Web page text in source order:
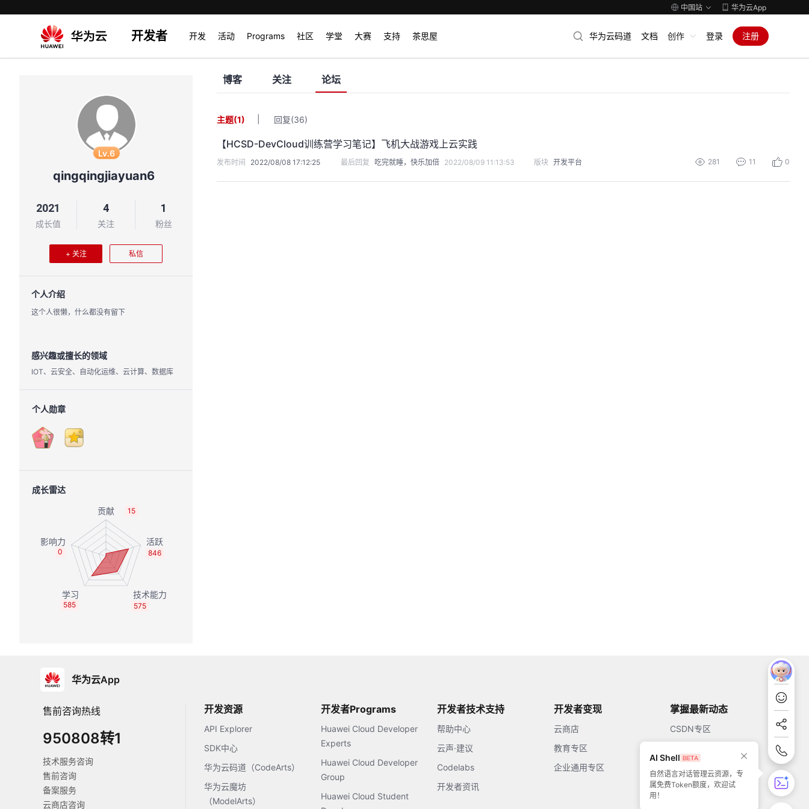
中国站 华为云App
开发者 开发 活动 Programs 社区 学堂 大赛 支持 茶思屋 华为云码道 文档 创作 登录 注册
Lv.6
qingqingjiayuan6
2021
成长值
4
关注
1
粉丝
+ 关注 私信
个人介绍
这个人很懒，什么都没有留下
感兴趣或擅长的领域
IOT、云安全、自动化运维、云计算、数据库
个人勋章
成长雷达
15
846
575
585
0
博客 关注 论坛
主题(1) 回复(36)
【HCSD-DevCloud训练营学习笔记】飞机大战游戏上云实践
发布时间 2022/08/08 17:12:25 最后回复 吃完就睡，快乐加倍 2022/08/09 11:13:53 版块 开发平台 281 11 0
华为云App
售前咨询热线
950808转1
技术服务咨询
售前咨询
备案服务
云商店咨询
开发资源
API Explorer
SDK中心
华为云码道（CodeArts）
华为云魔坊
（ModelArts）
开发者Programs
Huawei Cloud Developer
Experts
Huawei Cloud Developer
Group
Huawei Cloud Student
开发者技术支持
帮助中心
云声·建议
Codelabs
开发者资讯
开发者变现
云商店
教育专区
企业通用专区
掌握最新动态
CSDN专区
51CTO
AI Shell
自然语言对话管理云资源，专
属免费Token额度，欢迎试
用！